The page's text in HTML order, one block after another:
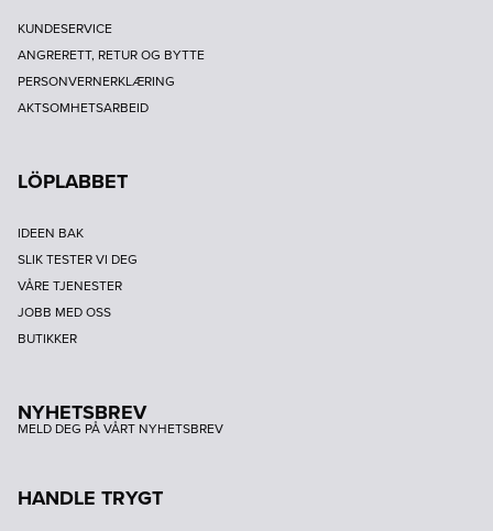
KUNDESERVICE
ANGRERETT, RETUR OG BYTTE
PERSONVERNERKLÆRING
AKTSOMHETSARBEID
LÖPLABBET
IDEEN BAK
SLIK TESTER VI DEG
VÅRE TJENESTER
JOBB MED OSS
BUTIKKER
NYHETSBREV
MELD DEG PÅ VÅRT NYHETSBREV
HANDLE TRYGT